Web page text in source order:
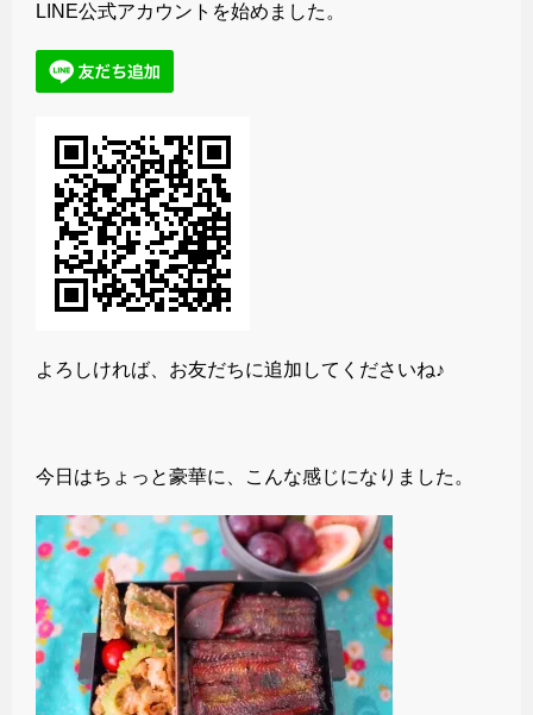
LINE公式アカウントを始めました。
よろしければ、お友だちに追加してくださいね♪
今日はちょっと豪華に、こんな感じになりました。